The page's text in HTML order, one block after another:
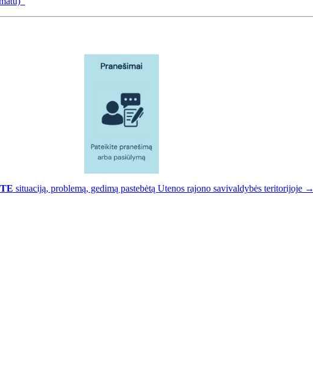
situaciją, problemą, gedimą pastebėtą Utenos rajono savivaldybės teritorijoje →